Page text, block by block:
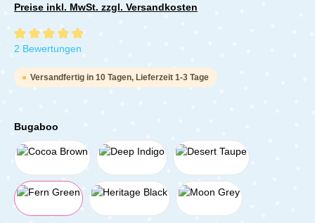
Preise inkl. MwSt. zzgl. Versandkosten
Durchschnittliche Bewertung von 5 von 5 Sternen
2 Bewertungen
Versandfertig in 10 Tagen, Lieferzeit 1-3 Tage
Bugaboo